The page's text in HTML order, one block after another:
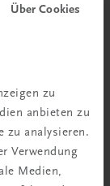
Über Cookies
zu
anbieten zu
zu analysieren.
Verwendung
Medien,